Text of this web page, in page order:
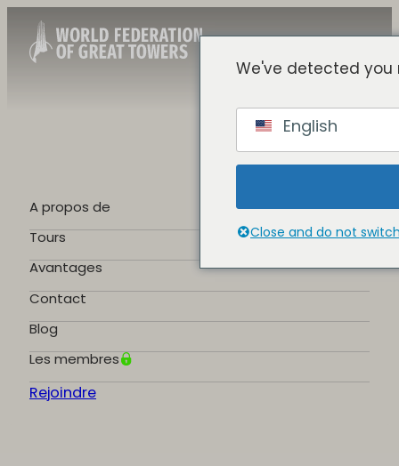
English
Portuguese
A propos de
Tours
Avantages
Contact
Blog
Les membres
Rejoindre
We've detected
English
Close and do not